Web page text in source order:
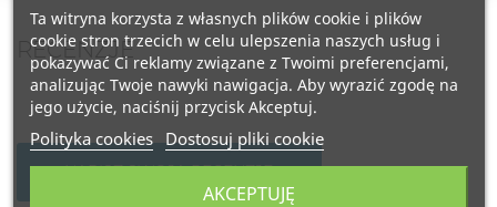
RECENZJE
NAPISZ SWOJĄ RECENZJĘ
Ta witryna korzysta z własnych plików cookie i plików
cookie stron trzecich w celu ulepszenia naszych usług i
pokazywać Ci reklamy związane z Twoimi preferencjami,
analizując Twoje nawyki nawigacja. Aby wyrazić zgodę na
jego użycie, naciśnij przycisk Akceptuj.
Polityka cookies Dostosuj pliki cookie
AKCEPTUJĘ